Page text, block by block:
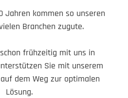
Jahren kommen so unseren
Branchen zugute.
frühzeitig mit uns in
Sie mit unserem
dem Weg zur optimalen
Lösung.